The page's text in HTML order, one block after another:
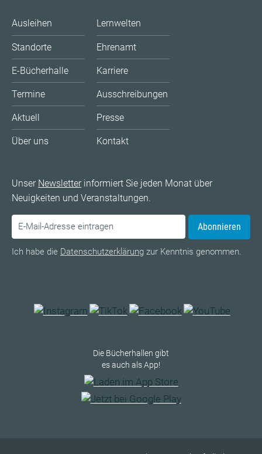
Ausleihen
Standorte
E-Bücherhalle
Termine
Aktuell
Über uns
Lernwelten
Ehrenamt
Karriere
Ausschreibungen
Presse
Kontakt
Unser Newsletterinformiert Sie jeden Monat über
Neuigkeiten und Veranstaltungen.
Abonnieren
Ich habe die Datenschutzerklärung zur Kenntnis genommen.
Die Bücherhallen gibt
es auch als App!